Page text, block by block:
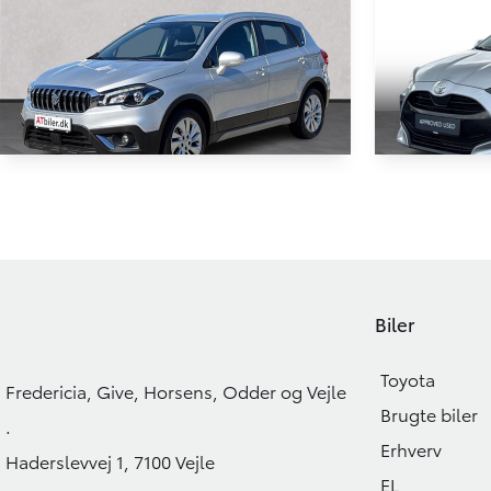
KONTANT 129.900 KR.
2021
KONTANT
Fredericia, Give, Horsens, Odder og Vejle
.
Haderslevvej 1, 7100 Vejle
Biler
Toyota
Brugte biler
Erhverv
EL